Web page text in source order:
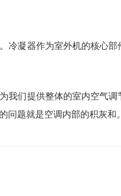
冷凝器作为室外机的核心
我们提供整体的室内空气
题就是空调内部的积灰